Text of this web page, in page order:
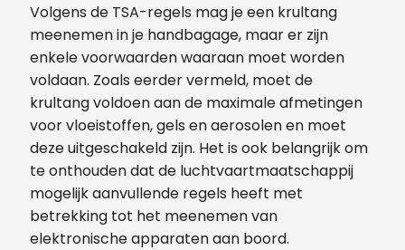
Volgens de TSA-regels mag je een krultang
meenemen in je handbagage, maar er zijn
enkele voorwaarden waaraan moet worden
voldaan. Zoals eerder vermeld, moet de
krultang voldoen aan de maximale afmetingen
voor vloeistoffen, gels en aerosolen en moet
deze uitgeschakeld zijn. Het is ook belangrijk om
te onthouden dat de luchtvaartmaatschappij
mogelijk aanvullende regels heeft met
betrekking tot het meenemen van
elektronische apparaten aan boord.